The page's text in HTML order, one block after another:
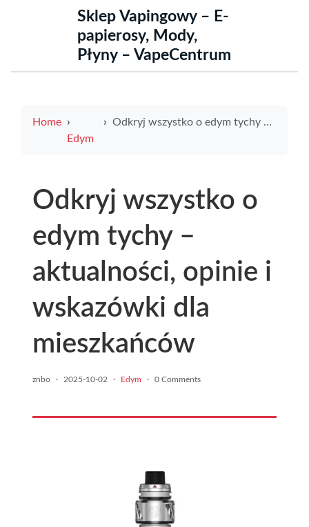
Sklep Vapingowy – E-
papierosy, Mody,
Płyny – VapeCentrum
Home
Edym
Odkryj wszystko o edym tychy – aktualności, opinie i wskazówki dla mieszkańców
Odkryj wszystko o
edym tychy –
aktualności, opinie i
wskazówki dla
mieszkańców
znbo · 2025-10-02 · Edym · 0 Comments